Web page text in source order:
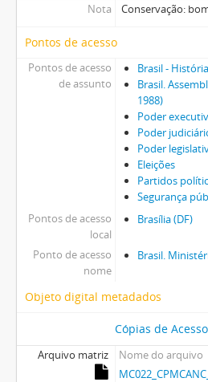
Nota Conservação:
Pontos de acesso
Pontos de acesso
de assunto
Brasil -
Brasil.
1988)
Poder
Poder
Poder
Eleições
Partidos
Segurança
Pontos de acesso
local
Brasília (DF)
Ponto de acesso
nome
Brasil.
Objeto digital metadados
Cópias de Acesso
Arquivo matriz
Nome do arquivo